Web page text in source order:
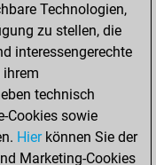
0
0
0
Technologien,
zu stellen, die
interessengerechte
technisch
Cookies sowie
Hierkönnen Sie der
Marketing-Cookies